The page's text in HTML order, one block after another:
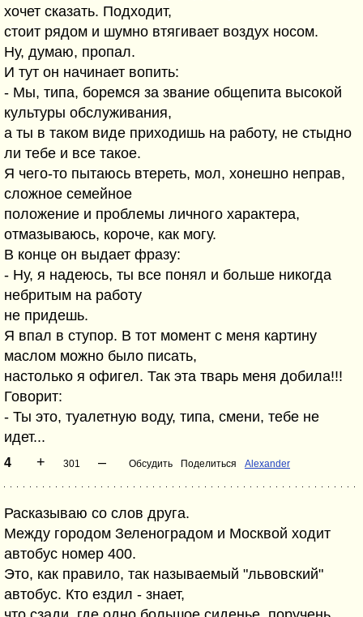
хочет сказать. Подходит,
стоит рядом и шумно втягивает воздух носом.
Ну, думаю, пропал.
И тут он начинает вопить:
- Мы, типа, боремся за звание общепита высокой
культуры обслуживания,
а ты в таком виде приходишь на работу, не стыдно
ли тебе и все такое.
Я чего-то пытаюсь втереть, мол, хонешно неправ,
сложное семейное
положение и проблемы личного характера,
отмазываюсь, короче, как могу.
В конце он выдает фразу:
- Ну, я надеюсь, ты все понял и больше никогда
небритым на работу
не придешь.
Я впал в ступор. В тот момент с меня картину
маслом можно было писать,
настолько я офигел. Так эта тварь меня добила!!!
Говорит:
- Ты это, туалетную воду, типа, смени, тебе не
идет...
4 + 301 – Обсудить Поделиться Alexander
Расказываю со слов друга.
Между городом Зеленоградом и Москвой ходит
автобус номер 400.
Это, как правило, так называемый "львовский"
автобус. Кто ездил - знает,